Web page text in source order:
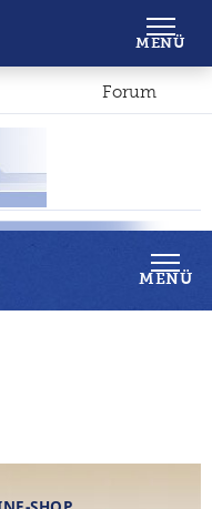
Forum
MENÜ